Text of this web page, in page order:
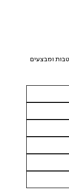
הצטרפו חינם למועדון הלקוחות שלנו ותהנו מהטבות ומבצעים